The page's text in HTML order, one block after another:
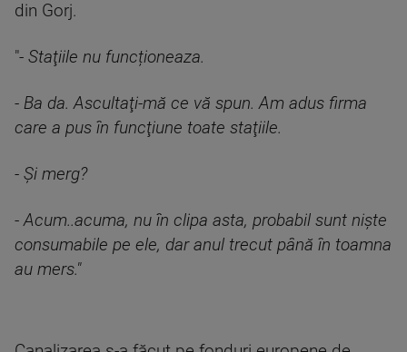
din Gorj.
"- Staţiile nu funcționeaza.
- Ba da. Ascultaţi-mă ce vă spun. Am adus firma
care a pus în funcţiune toate staţiile.
- Şi merg?
- Acum..acuma, nu în clipa asta, probabil sunt nişte
consumabile pe ele, dar anul trecut până în toamna
au mers."